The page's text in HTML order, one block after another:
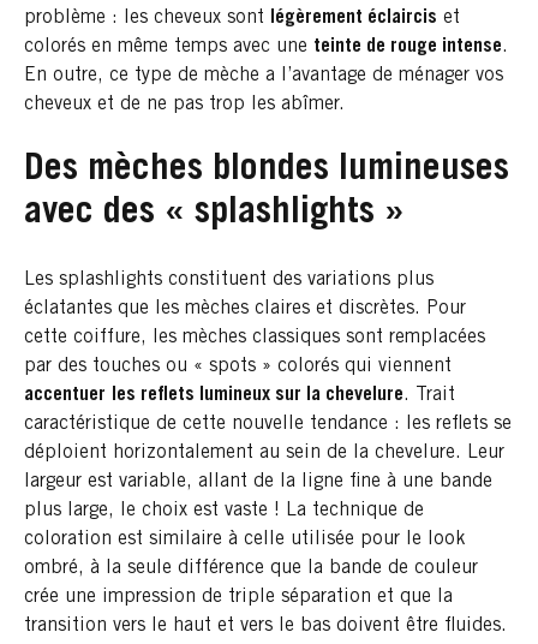
problème : les cheveux sont
légèrement éclaircis et
colorés en même temps avec une teinte de rouge intense.
En outre, ce type de mèche a l’avantage de ménager vos
cheveux et de ne pas trop les abîmer.
Des mèches blondes lumineuses
avec des « splashlights »
Les splashlights constituent des variations plus
éclatantes que les mèches claires et discrètes. Pour
cette coiffure, les mèches classiques sont remplacées
par des touches ou « spots » colorés qui viennent
accentuer
les reflets lumineux sur la chevelure. Trait
caractéristique de cette nouvelle tendance : les reflets se
déploient horizontalement au sein de la chevelure. Leur
largeur est variable, allant de la ligne fine à une bande
plus large, le choix est vaste ! La technique de
coloration est similaire à celle utilisée pour le look
ombré, à la seule différence que la bande de couleur
crée une impression de triple séparation et que la
transition vers le haut et vers le bas doivent être fluides.